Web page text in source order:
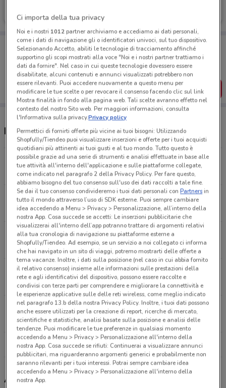
Scade il 12/11
Porta DoveConviene sempre con te!
Puoi trovare le migliori offerte dei negozi vicino a te,
salvarle e creare la tua lista del risparmio, comodamente
dal tuo cellulare.
SCARICA L’APP
Negozi Gamelife a Pisa
Corso Italia, 104 Pisa
321 m
APERTO
Via Del Fosso Vecchio, 459 Cascina
7.2 km
APERTO
Via Fillungo, 176 Lucca
17.1 km
APERTO
Via Graziani, 48 Livorno
18.3 km
APERTO
Via Grande, 93 Livorno
19.1 km
APERTO
Tutti i negozi Gamelife
Altri volantini nelle vicinanze
Ci importa della tua privacy
Noi e i nostri 1012partner archiviamo e accediamo ai dati personali,
come i dati di navigazione gli o identificatori univoci, sul tuo dispositivo.
Selezionando Accetto, abiliti le tecnologie di tracciamento affinché
supportino gli scopi mostrati alla voce "Noi e i nostri partner trattiamo i
dati da fornire". Nel caso in cui queste tecnologie dovessero essere
disabilitate, alcuni contenuti e annunci visualizzati potrebbero non
essere rilevanti. Puoi accedere nuovamente a questo menu per
modificare le tue scelte o per revocare il consenso facendo clic sul link
Mostra finalità in fondo alla pagina web. Tali scelte avranno effetto nel
contesto del nostro Sito web. Per maggiori informazioni, consulta
l'Informativa sulla privacy.Privacy policy
Permettici di fornirti offerte più vicine ai tuoi bisogni: Utilizzando
Shopfully/Tiendeo puoi visualizzare inserzioni e offerte per i tuoi acquisti
quotidiani più attinenti ai tuoi gusti e al tuo mondo. Tutto questo è
possibile grazie ad una serie di strumenti e analisi effettuate in base alle
tue attività all'interno dell'applicazione e sulle piattaforme collegate,
come indicato nel paragrafo 2 della Privacy Policy. Per fare questo,
abbiamo bisogno del tuo consenso sull'uso dei dati raccolti a tale fine.
Se dai il tuo consenso condivideremo i tuoi dati personali conPartnersin
tutto il mondo attraverso l’uso di SDK esterne. Puoi sempre cambiare
idea accedendo a Menu > Privacy > Personalizzazione, all’interno della
nostra App. Cosa succede se accetti: Le inserzioni pubblicitarie che
visualizzerai all'interno dell’app potranno trattare di argomenti relativi
alla tua cronologia di navigazione su piattaforme esterne a
Shopfully/Tiendeo. Ad esempio, se un servizio a noi collegato ci informa
che hai navigato in un sito di viaggi, potremo mostrarti delle offerte a
tema vacanze. Inoltre, i dati sulla posizione (nel caso in cui abbia fornito
il relativo consenso) insieme alle informazioni sulle prestazioni della
rete e agli identificativi del dispositivo, possono essere raccolte e
condivisi con terze parti per comprendere e migliorare la connettività e
le esperienze applicative sulle delle reti wireless, come meglio indicato
nel paragrafo 13.b della nostra Privacy Policy. Inoltre, i tuoi dati possono
anche essere utilizzati per la creazione di report, ricerche di mercato,
scientifiche e statistiche, analisi basate sulla posizione e analisi delle
tendenze. Puoi modificare le tue preferenze in qualsiasi momento
accedendo a Menu > Privacy > Personalizzazione all'interno della
nostra App. Cosa succede se rifiuti: Continuerai a visualizzare annunci
pubblicitari, ma riguarderanno argomenti generici e probabilmente non
saranno rilevanti per i tuoi interessi. Potrai sempre cambiare idea
accedendo a Menu > Privacy > Personalizzazione all'interno della
nostra App.